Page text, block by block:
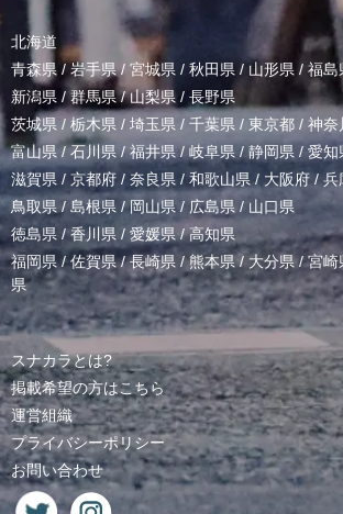
北海道
青森県 / 岩手県/ 宮城県 / 秋田県 / 山形県/ 福島
新潟県 /群馬県/山梨県 / 長野県
茨城県 / 栃木県 / 埼玉県 / 千葉県 / 東京都 / 神奈
富山県 /石川県/福井県/岐阜県 / 静岡県 / 愛知
滋賀県 / 京都府 / 奈良県 / 和歌山県/ 大阪府 /兵
鳥取県/ 島根県 /岡山県/ 広島県 / 山口県
徳島県 /香川県 / 愛媛県/高知県
福岡県/佐賀県/長崎県 /熊本県/ 大分県/宮崎
県
スナカラとは?
掲載希望の方はこちら
運営組織
プライバシーポリシー
お問い合わせ